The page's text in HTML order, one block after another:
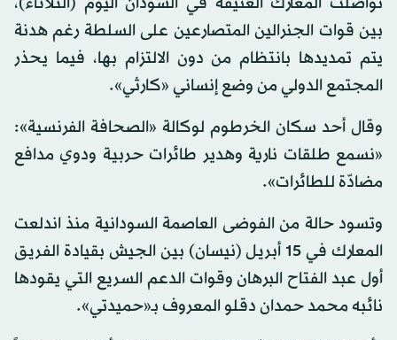
بين قوات الجنرالين المتصارعين على السلطة رغم هدنة
يتم تمديدها بانتظام من دون الالتزام بها، فيما يحذر
المجتمع الدولي من وضع إنساني «كارثي».
وقال أحد سكان الخرطوم لوكالة «الصحافة الفرنسية»:
«نسمع طلقات نارية وهدير طائرات حربية ودوي مدافع
مضادّة للطائرات».
وتسود حالة من الفوضى العاصمة السودانية منذ اندلعت
المعارك في 15 أبريل (نيسان) بين الجيش بقيادة الفريق
أول عبد الفتاح البرهان وقوات الدعم السريع التي يقودها
نائبه محمد حمدان دقلو المعروف بـ«حميدتي».